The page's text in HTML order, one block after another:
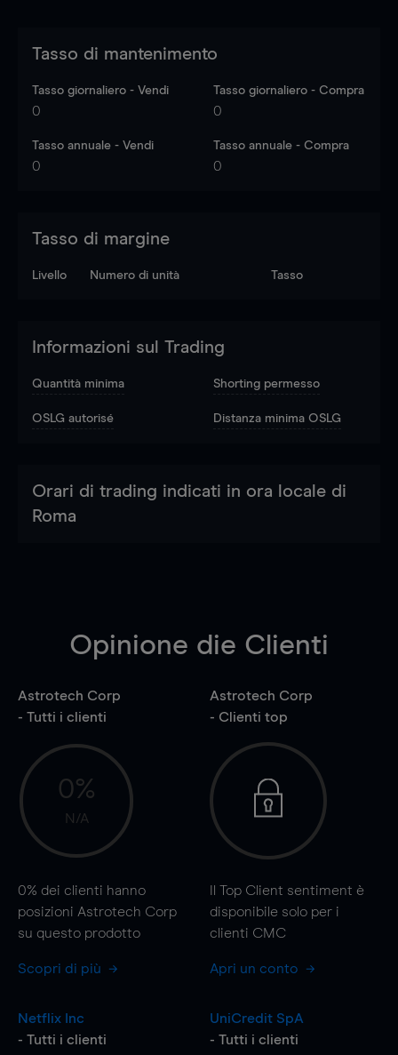
Tasso di mantenimento
Tasso giornaliero - Vendi
0
Tasso giornaliero - Compra
0
Tasso annuale - Vendi
0
Tasso annuale - Compra
0
Tasso di margine
Livello Numero di unità Tasso
Informazioni sul Trading
Quantità minima Shorting permesso
OSLG autorisé Distanza minima OSLG
Orari di trading indicati in ora locale di
Roma
Opinione die Clienti
Astrotech Corp
- Tutti i clienti
0%
N/A
0% dei clienti hanno
posizioni Astrotech Corp
su questo prodotto
Scopri di più
Astrotech Corp
- Clienti top
Il Top Client sentiment è
disponibile solo per i
clienti CMC
Apri un conto
Netflix Inc
- Tutti i clienti
UniCredit SpA
- Tutti i clienti